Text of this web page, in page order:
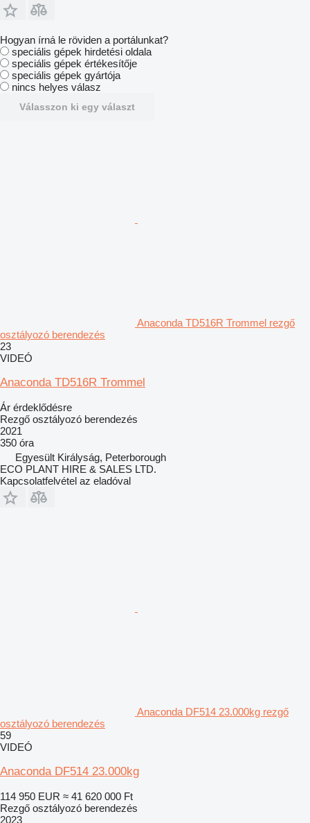
Hogyan írná le röviden a portálunkat?
speciális gépek hirdetési oldala
speciális gépek értékesítője
speciális gépek gyártója
nincs helyes válasz
Válasszon ki egy választ
Anaconda TD516R Trommel rezgő
osztályozó berendezés
23
VIDEÓ
Anaconda TD516R Trommel
Ár érdeklődésre
Rezgő osztályozó berendezés
2021
350 óra
Egyesült Királyság, Peterborough
ECO PLANT HIRE & SALES LTD.
Kapcsolatfelvétel az eladóval
Anaconda DF514 23.000kg rezgő
osztályozó berendezés
59
VIDEÓ
Anaconda DF514 23.000kg
114 950 EUR ≈ 41 620 000 Ft
Rezgő osztályozó berendezés
2023